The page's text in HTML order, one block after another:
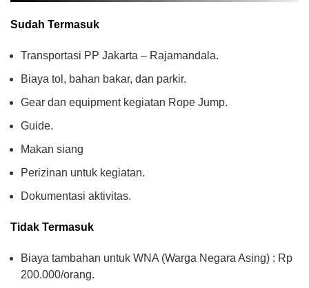
Sudah Termasuk
Transportasi PP Jakarta – Rajamandala.
Biaya tol, bahan bakar, dan parkir.
Gear dan equipment kegiatan Rope Jump.
Guide.
Makan siang
Perizinan untuk kegiatan.
Dokumentasi aktivitas.
Tidak Termasuk
Biaya tambahan untuk WNA (Warga Negara Asing) : Rp
200.000/orang.